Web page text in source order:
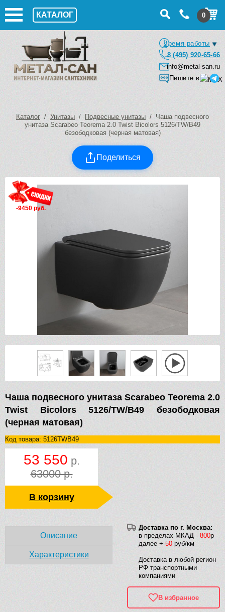
КАТАЛОГ 0
Время работы
8 (495) 920-65-66
info@metal-san.ru
Пишите в
Каталог / Унитазы / Подвесные унитазы / Чаша подвесного
унитаза Scarabeo Teorema 2.0 Twist Bicolors 5126/TW/B49
безободковая (черная матовая)
Поделиться
-9450 руб.
Чаша подвесного унитаза Scarabeo Teorema 2.0
Twist Bicolors 5126/TW/B49 безободковая
(черная матовая)
Код товара: 5126TWB49
53 550 р.
63000 р.
В корзину
Доставка по г. Москва:
в пределах МКАД - 800р
далее + 50 руб/км
Доставка в любой регион
РФ транспортными
компаниями
В избранное
Описание
Характеристики